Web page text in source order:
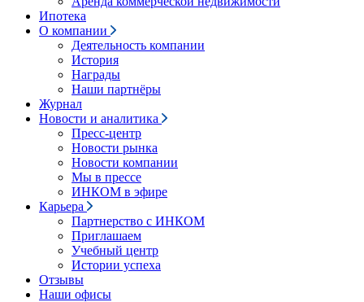
Ипотека
О компании
Деятельность компании
История
Награды
Наши партнёры
Журнал
Новости и аналитика
Пресс-центр
Новости рынка
Новости компании
Мы в прессе
ИНКОМ в эфире
Карьера
Партнерство с ИНКОМ
Приглашаем
Учебный центр
Истории успеха
Отзывы
Наши офисы